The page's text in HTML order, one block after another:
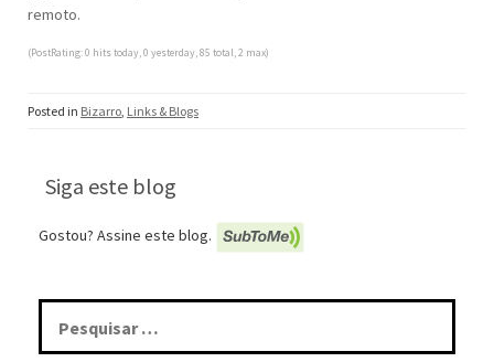
remoto.
(PostRating: 0 hits today, 0 yesterday, 85 total, 2 max)
Posted in Bizarro, Links & Blogs
Siga este blog
Gostou? Assine este blog.
Pesquisar
por: